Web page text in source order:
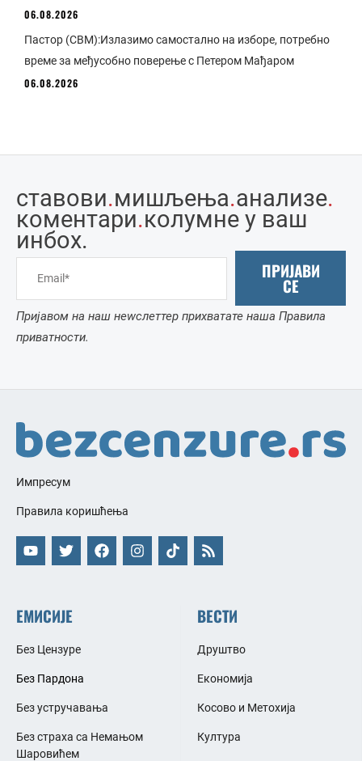
06.08.2026
Пастор (СВМ):Излазимо самостално на изборе, потребно
време за међусобно поверење с Петером Мађаром
06.08.2026
ставови.мишљења.анализе.
коментари.колумне у ваш
инбоx.
ПРИЈАВИ
СЕ
Пријавом на наш неwслеттер прихватате наша Правила
приватности.
Импресум
Правила коришћења
ЕМИСИЈЕ
Без Цензуре
Без Пардона
Без устручавања
Без страха са Немањом
Шаровићем
ВЕСТИ
Друштво
Економија
Косово и Метохија
Култура